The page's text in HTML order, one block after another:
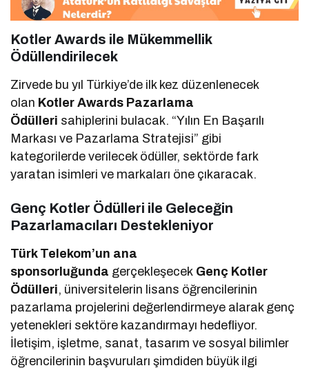
Kotler Awards ile Mükemmellik
Ödüllendirilecek
Zirvede bu yıl Türkiye’de ilk kez düzenlenecek
olan Kotler Awards Pazarlama
Ödülleri sahiplerini bulacak. “Yılın En Başarılı
Markası ve Pazarlama Stratejisi” gibi
kategorilerde verilecek ödüller, sektörde fark
yaratan isimleri ve markaları öne çıkaracak.
Genç Kotler Ödülleri ile Geleceğin
Pazarlamacıları Destekleniyor
Türk Telekom’un ana
sponsorluğunda gerçekleşecek Genç Kotler
Ödülleri, üniversitelerin lisans öğrencilerinin
pazarlama projelerini değerlendirmeye alarak genç
yetenekleri sektöre kazandırmayı hedefliyor.
İletişim, işletme, sanat, tasarım ve sosyal bilimler
öğrencilerinin başvuruları şimdiden büyük ilgi